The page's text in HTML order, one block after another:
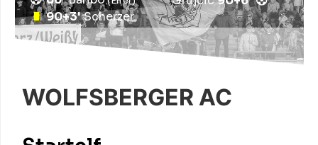
90+3'Scherzer
WOLFSBERGER AC